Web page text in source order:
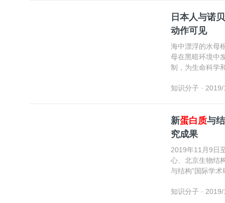
日本人与诺
动作可见
海中漂浮的水母
母在黑暗环境中
制，为生命科学
知识分子 ·
新蛋白质与
究成果
2019年11月9日
心、北京生物结
与结构”国际学
知识分子 ·